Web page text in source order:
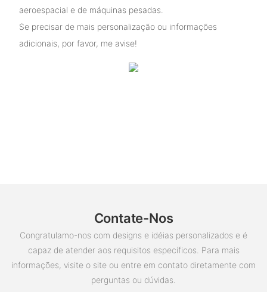
aeroespacial e de máquinas pesadas.
Se precisar de mais personalização ou informações
adicionais, por favor, me avise!
Contate-Nos
Congratulamo-nos com designs e idéias personalizados e é
capaz de atender aos requisitos específicos. Para mais
informações, visite o site ou entre em contato diretamente com
perguntas ou dúvidas.